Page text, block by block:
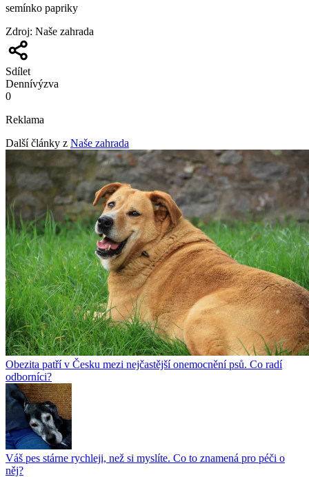
semínko papriky
Zdroj: Naše zahrada
Sdílet
Dennívýzva
0
Reklama
Další články z Naše zahrada
Obezita patří v Česku mezi nejčastější onemocnění psů. Co radí
odborníci?
Váš pes stárne rychleji, než si myslíte. Co to znamená pro péči o
něj?